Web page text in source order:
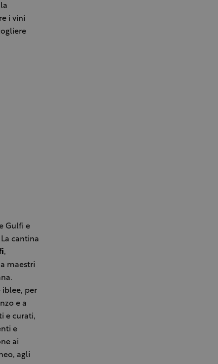
i vini
Gulfi e
cantina
,
maestri
iblee, per
e a
e curati,
e
ai
agli